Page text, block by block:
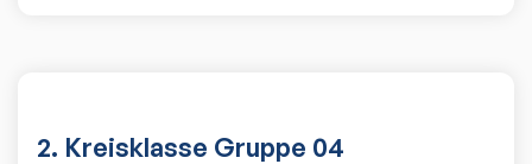
2. Kreisklasse Gruppe 04